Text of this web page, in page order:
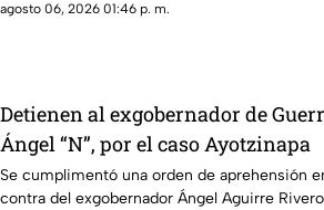
agosto 06, 2026 01:46 p. m.
Detienen al exgobernador de
Ángel “N”, por el caso Ayotzinapa
Se cumplimentó una orden de aprehensión
contra del exgobernador Ángel Aguirre